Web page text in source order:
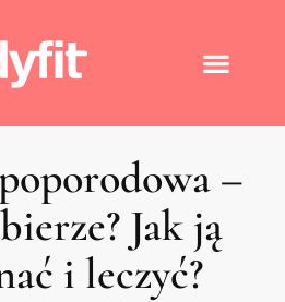
–
Jak ją
i leczyć?